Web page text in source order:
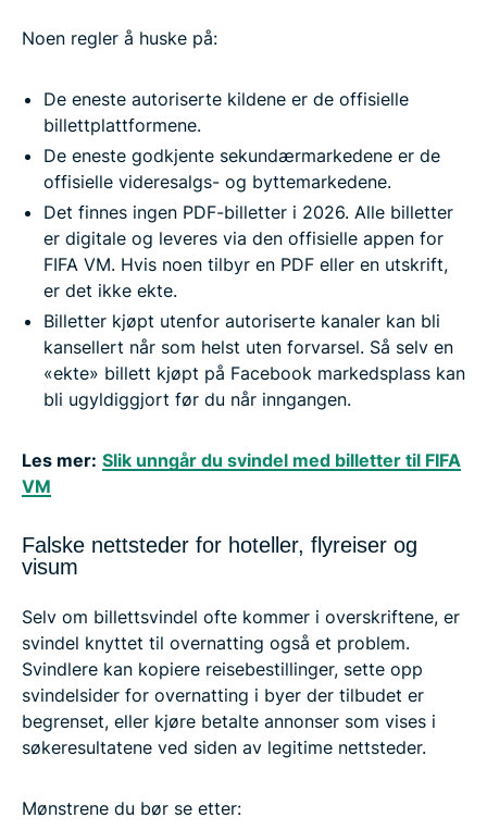
Noen regler å huske på:
De eneste autoriserte kildene er de offisielle
billettplattformene.
De eneste godkjente sekundærmarkedene er de
offisielle videresalgs- og byttemarkedene.
Det finnes ingen PDF-billetter i 2026. Alle billetter
er digitale og leveres via den offisielle appen for
FIFA VM. Hvis noen tilbyr en PDF eller en utskrift,
er det ikke ekte.
Billetter kjøpt utenfor autoriserte kanaler kan bli
kansellert når som helst uten forvarsel. Så selv en
«ekte» billett kjøpt på Facebook markedsplass kan
bli ugyldiggjort før du når inngangen.
Les mer: Slik unngår du svindel med billetter til FIFA
VM
Falske nettsteder for hoteller, flyreiser og
visum
Selv om billettsvindel ofte kommer i overskriftene, er
svindel knyttet til overnatting også et problem.
Svindlere kan kopiere reisebestillinger, sette opp
svindelsider for overnatting i byer der tilbudet er
begrenset, eller kjøre betalte annonser som vises i
søkeresultatene ved siden av legitime nettsteder.
Mønstrene du bør se etter: